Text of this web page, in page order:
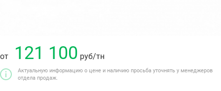
от 121 100 руб/тн
Актуальную информацию о цене и наличию просьба уточнять у менеджеров
отдела продаж.